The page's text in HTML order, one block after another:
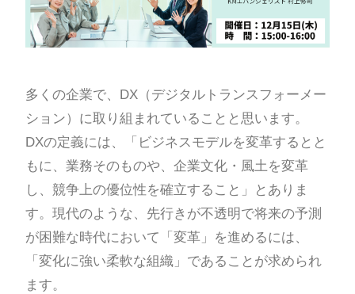
多くの企業で、DX（デジタルトランスフォーメー
ション）に取り組まれていることと思います。
DXの定義には、「ビジネスモデルを変革するとと
もに、業務そのものや、企業文化・風土を変革
し、競争上の優位性を確立すること」とありま
す。現代のような、先行きが不透明で将来の予測
が困難な時代において「変革」を進めるには、
「変化に強い柔軟な組織」であることが求められ
ます。